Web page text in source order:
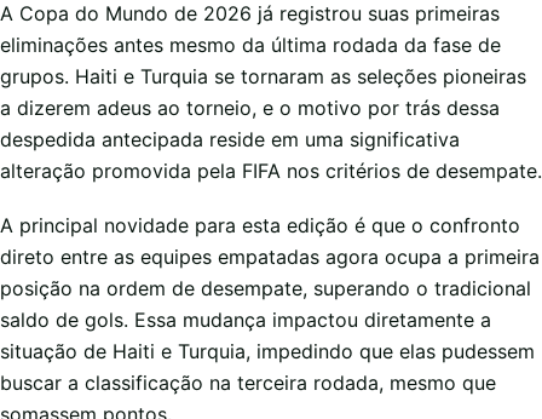
A Copa do Mundo de 2026 já registrou suas primeiras
eliminações antes mesmo da última rodada da fase de
grupos. Haiti e Turquia se tornaram as seleções pioneiras
a dizerem adeus ao torneio, e o motivo por trás dessa
despedida antecipada reside em uma significativa
alteração promovida pela FIFA nos critérios de desempate.
A principal novidade para esta edição é que o confronto
direto entre as equipes empatadas agora ocupa a primeira
posição na ordem de desempate, superando o tradicional
saldo de gols. Essa mudança impactou diretamente a
situação de Haiti e Turquia, impedindo que elas pudessem
buscar a classificação na terceira rodada, mesmo que
somassem pontos.